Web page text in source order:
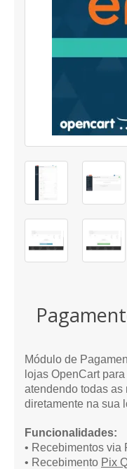
Módulo de
lojas OpenCart
atendendo todas as
diretamente na sua
Funcionalidades:
• Recebimentos via
• Recebimento Pix